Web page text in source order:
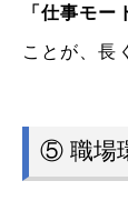
「仕事モー
ことが、長
⑤ 職場